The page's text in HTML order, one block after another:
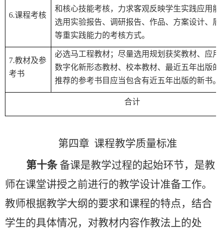
6.课程考核
和核心技能考核，力求客观反映学生实践应用
选用实验报告、调研报告、作品、方案设计、
等重实践能力的考核方式。
7.教材及参
考书
必选马工程教材；尽量选用规划获奖教材、应
数字化新形态教材、校本教材、最近五年出版
推荐的参考书目应当包含有近五年出版的新书。
合计
第四章 课程教学质量标准
第十条 备课是教学过程的起始环节，是教
师在课堂讲授之前进行的教学设计准备工作。
教师根据教学大纲的要求和课程的特点，结合
学生的具体情况，对教材内容作教法上的处